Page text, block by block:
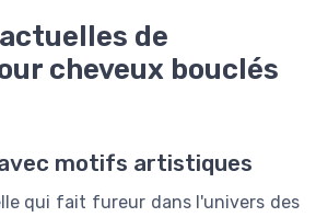
de
cheveux bouclés
motifs artistiques
qui fait fureur dans l'univers des